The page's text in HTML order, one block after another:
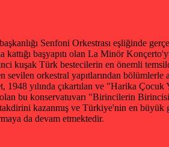
Senfoni Orkestrası eşliğinde
başyapıtı olan La Minör
kuşak Türk bestecilerin en önemli
orkestral yapıtlarından bölümlerle
yılında çıkartılan ve "Harika
bu konservatuvarı "Birincilerin
kazanmış ve Türkiye'nin en
da devam etmektedir.